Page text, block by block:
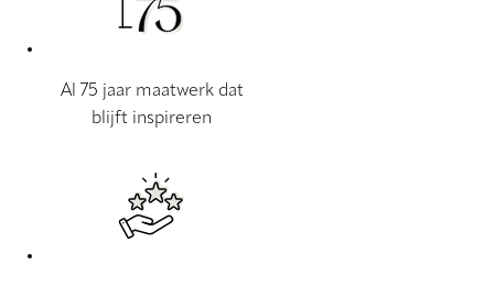
Al 75 jaar maatwerk dat
blijft inspireren